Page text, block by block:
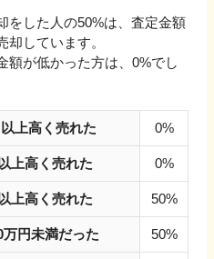
をした人の50%は、査定金額
却しています。
が低かった方は、 0%でし
上高く売れた 0%
上高く売れた 0%
上高く売れた 50%
円未満だった 50%